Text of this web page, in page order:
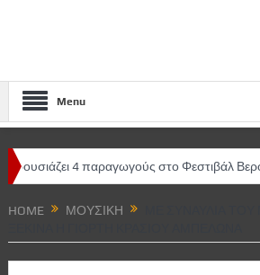
Menu
4 παραγωγούς στο Φεστιβάλ Βερολίνου
HOME ΜΟΥΣΙΚΉ